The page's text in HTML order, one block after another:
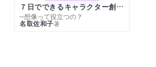
７日でできるキャラクター創作入門
─想像って役立つの？
名取佐和子著